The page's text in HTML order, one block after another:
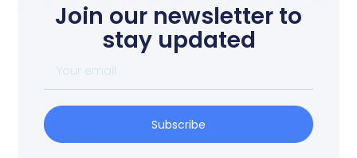
Join our newsletter to
stay updated
Subscribe